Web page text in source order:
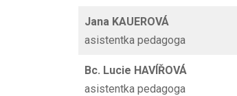
Jana KAUEROVÁ
asistentka pedagoga
Bc. Lucie HAVÍŘOVÁ
asistentka pedagoga